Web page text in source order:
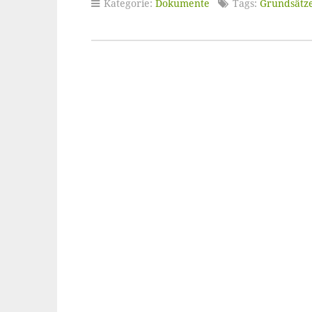
Kategorie: Dokumente Tags: